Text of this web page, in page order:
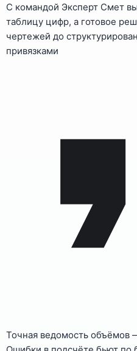
С командой Эксперт Смет
таблицу цифр, а готовое
чертежей до
привязками
Точная ведомость объёмов